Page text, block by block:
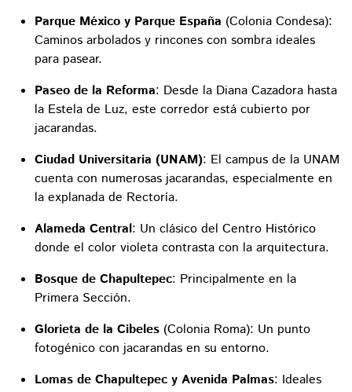
Parque México y Parque España (Colonia Condesa):
Caminos arbolados y rincones con sombra ideales
para pasear.
Paseo de la Reforma: Desde la Diana Cazadora hasta
la Estela de Luz, este corredor está cubierto por
jacarandas.
Ciudad Universitaria (UNAM): El campus de la UNAM
cuenta con numerosas jacarandas, especialmente en
la explanada de Rectoría.
Alameda Central: Un clásico del Centro Histórico
donde el color violeta contrasta con la arquitectura.
Bosque de Chapultepec: Principalmente en la
Primera Sección.
Glorieta de la Cibeles (Colonia Roma): Un punto
fotogénico con jacarandas en su entorno.
Lomas de Chapultepec y Avenida Palmas: Ideales